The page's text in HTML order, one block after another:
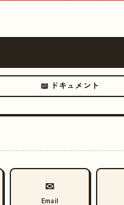
📖 ドキュメント
✉
Email